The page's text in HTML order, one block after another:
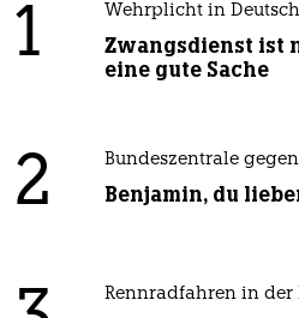
1 Wehrplicht in
Zwangsdienst ist
eine gute Sache
2 Bundeszentrale
Benjamin, du
Rennradfahren in der